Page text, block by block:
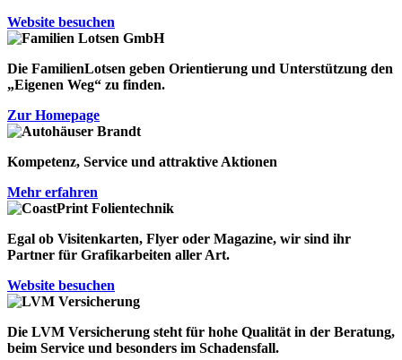
Website besuchen
Die FamilienLotsen geben Orientierung und Unterstützung den
„Eigenen Weg“ zu finden.
Zur Homepage
Kompetenz, Service und attraktive Aktionen
Mehr erfahren
Egal ob Visitenkarten, Flyer oder Magazine, wir sind ihr
Partner für Grafikarbeiten aller Art.
Website besuchen
Die LVM Versicherung steht für hohe Qualität in der Beratung,
beim Service und besonders im Schadensfall.